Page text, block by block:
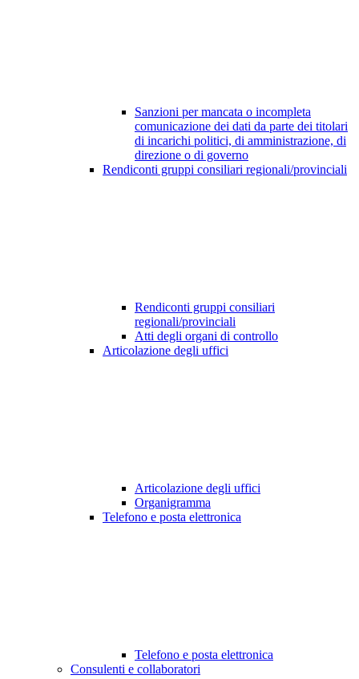
Sanzioni per mancata o incompleta
comunicazione dei dati da parte dei titolari
di incarichi politici, di amministrazione, di
direzione o di governo
Rendiconti gruppi consiliari regionali/provinciali
Rendiconti gruppi consiliari
regionali/provinciali
Atti degli organi di controllo
Articolazione degli uffici
Articolazione degli uffici
Organigramma
Telefono e posta elettronica
Telefono e posta elettronica
Consulenti e collaboratori